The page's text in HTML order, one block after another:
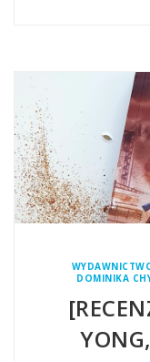
DOMINIKA